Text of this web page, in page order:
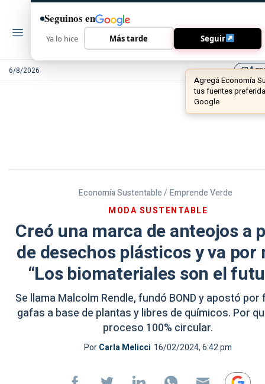
6/8/2026 library_add
Economía Sustentable / Emprende Verde
MODA SUSTENTABLE
Creó una marca de anteojos a
de desechos plásticos y va por
“Los biomateriales son el
Se llama Malcolm Rendle, fundó BOND y apostó
gafas a base de plantas y libres de químicos. Por
proceso 100% circular.
PorCarla Melicci 16/02/2024, 6:42 pm
Seguinos en
Ya lo hice Más tarde Seguir